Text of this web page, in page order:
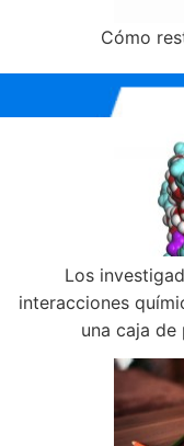
Cómo
Los
interacciones
una caja